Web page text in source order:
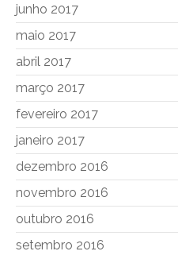
junho 2017
maio 2017
abril 2017
março 2017
fevereiro 2017
janeiro 2017
dezembro 2016
novembro 2016
outubro 2016
setembro 2016